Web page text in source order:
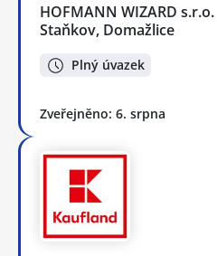
HOFMANN WIZARD s.r.o.
Staňkov, Domažlice
Plný úvazek
Zveřejněno: 6. srpna